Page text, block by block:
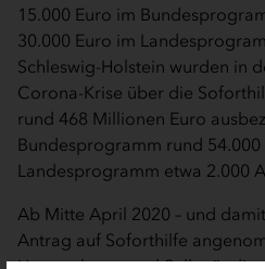
15.000 Euro im
30.000 Euro im
Schleswig-Holstein wurden in
Corona-Krise über die
rund 468 Millionen Euro
Bundesprogramm rund
Landesprogramm etwa 2.000
Ab Mitte April 2020 – und
Antrag auf Soforthilfe